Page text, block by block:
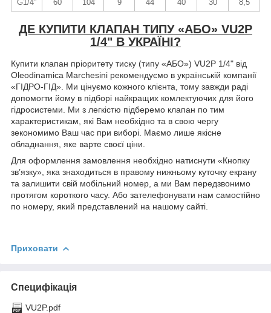
G1/4” 60 104 9 44 40 30 8,5
ДЕ КУПИТИ КЛАПАН ТИПУ «АБО» VU2P
1/4" В УКРАЇНІ?
Купити клапан пріоритету тиску (типу «АБО») VU2P 1/4" від
Oleodinamica Marchesini рекомендуємо в українській компанії
«ГІДРО-ГІД». Ми цінуємо кожного клієнта, тому завжди раді
допомогти йому в підборі найкращих комлектуючих для його
гідросистеми. Ми з легкістю підберемо клапан по тим
характеристикам, які Вам необхідно та в свою чергу
зекономимо Ваш час при виборі. Маємо лише якісне
обладнання, яке варте своєї ціни.
Для оформлення замовлення необхідно натиснути «Кнопку
зв’язку», яка знаходиться в правому нижньому куточку екрану
та залишити свій мобільний номер, а ми Вам передзвонимо
протягом короткого часу. Або зателефонувати нам самостійно
по номеру, який представлений на нашому сайті.
Приховати
Специфікація
VU2P.pdf